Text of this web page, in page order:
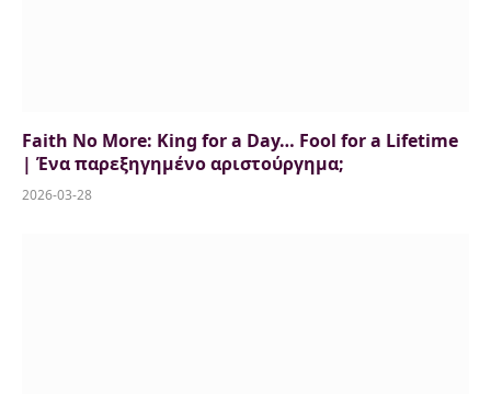
Faith No More: King for a Day… Fool for a Lifetime
| Ένα παρεξηγημένο αριστούργημα;
2026-03-28